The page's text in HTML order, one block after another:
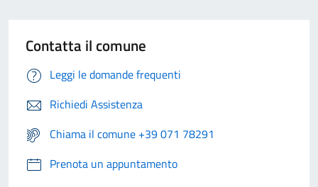
Contatta il comune
Leggi le domande frequenti
Richiedi Assistenza
Chiama il comune +39 071 78291
Prenota un appuntamento